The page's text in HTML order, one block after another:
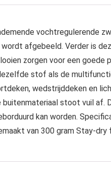
vochtregulerende
afgebeeld. Verder is
zorgen voor een goede
stof als de
wedstrijddeken en
stoot vuil af.
kan worden.
van 300 gram Stay-dry